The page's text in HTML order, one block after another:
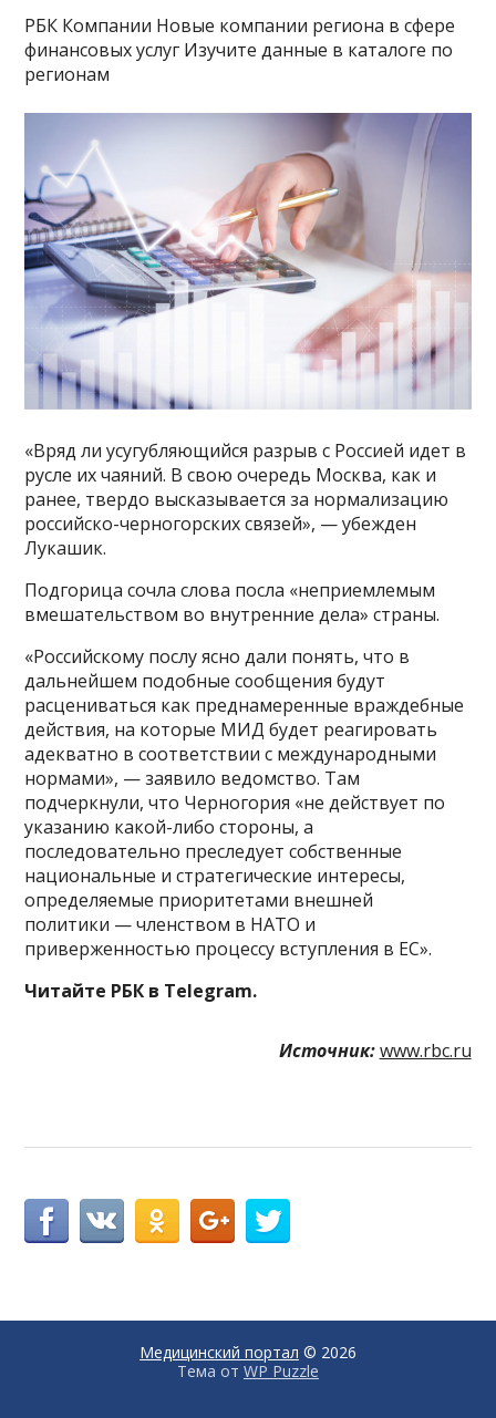
РБК Компании Новые компании региона в сфере
финансовых услуг Изучите данные в каталоге по
регионам
«Вряд ли усугубляющийся разрыв с Россией идет в
русле их чаяний. В свою очередь Москва, как и
ранее, твердо высказывается за нормализацию
российско-черногорских связей», — убежден
Лукашик.
Подгорица сочла слова посла «неприемлемым
вмешательством во внутренние дела» страны.
«Российскому послу ясно дали понять, что в
дальнейшем подобные сообщения будут
расцениваться как преднамеренные враждебные
действия, на которые МИД будет реагировать
адекватно в соответствии с международными
нормами», — заявило ведомство. Там
подчеркнули, что Черногория «не действует по
указанию какой-либо стороны, а
последовательно преследует собственные
национальные и стратегические интересы,
определяемые приоритетами внешней
политики — членством в НАТО и
приверженностью процессу вступления в ЕС».
Читайте РБК в Telegram.
Источник: www.rbc.ru
Медицинский портал © 2026
Тема от WP Puzzle